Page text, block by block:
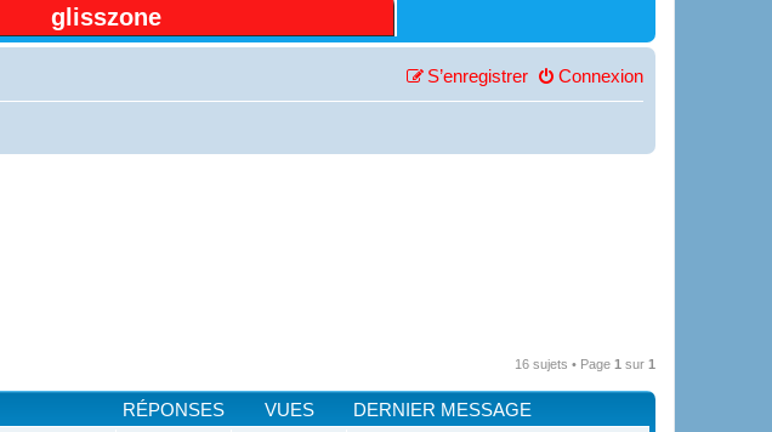
glisszone
Connexion
S’enregistrer
16 sujets • Page 1 sur 1
RÉPONSES VUES DERNIER MESSAGE